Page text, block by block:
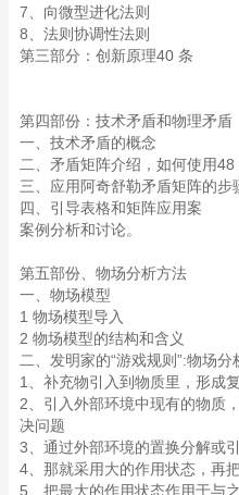
7、向微型进化法则
8、法则协调性法则
第三部分：创新原理40 条
第四部份：技术矛盾和物理矛盾
一、技术矛盾的概念
二、矛盾矩阵介绍，如何使用
三、应用阿奇舒勒矛盾矩阵的步
四、引导表格和矩阵应用案
案例分析和讨论。
第五部份、物场分析方法
一、物场模型
1 物场模型导入
2 物场模型的结构和含义
二、发明家的“游戏规则”:物场分
1、补充物引入到物质里，形成
2、引入外部环境中现有的物质
决问题
3、通过外部环境的置换分解或
4、那就采用大的作用状态，再
5、把最大的作用状态作用于与